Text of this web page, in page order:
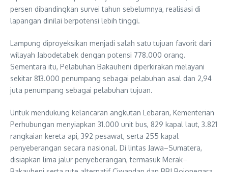
persen dibandingkan survei tahun sebelumnya, realisasi di
lapangan dinilai berpotensi lebih tinggi.
Lampung diproyeksikan menjadi salah satu tujuan favorit dari
wilayah Jabodetabek dengan potensi 778.000 orang.
Sementara itu, Pelabuhan Bakauheni diperkirakan melayani
sekitar 813.000 penumpang sebagai pelabuhan asal dan 2,94
juta penumpang sebagai pelabuhan tujuan.
Untuk mendukung kelancaran angkutan Lebaran, Kementerian
Perhubungan menyiapkan 31.000 unit bus, 829 kapal laut, 3.821
rangkaian kereta api, 392 pesawat, serta 255 kapal
penyeberangan secara nasional. Di lintas Jawa–Sumatera,
disiapkan lima jalur penyeberangan, termasuk Merak–